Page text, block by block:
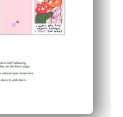
- a arte polida